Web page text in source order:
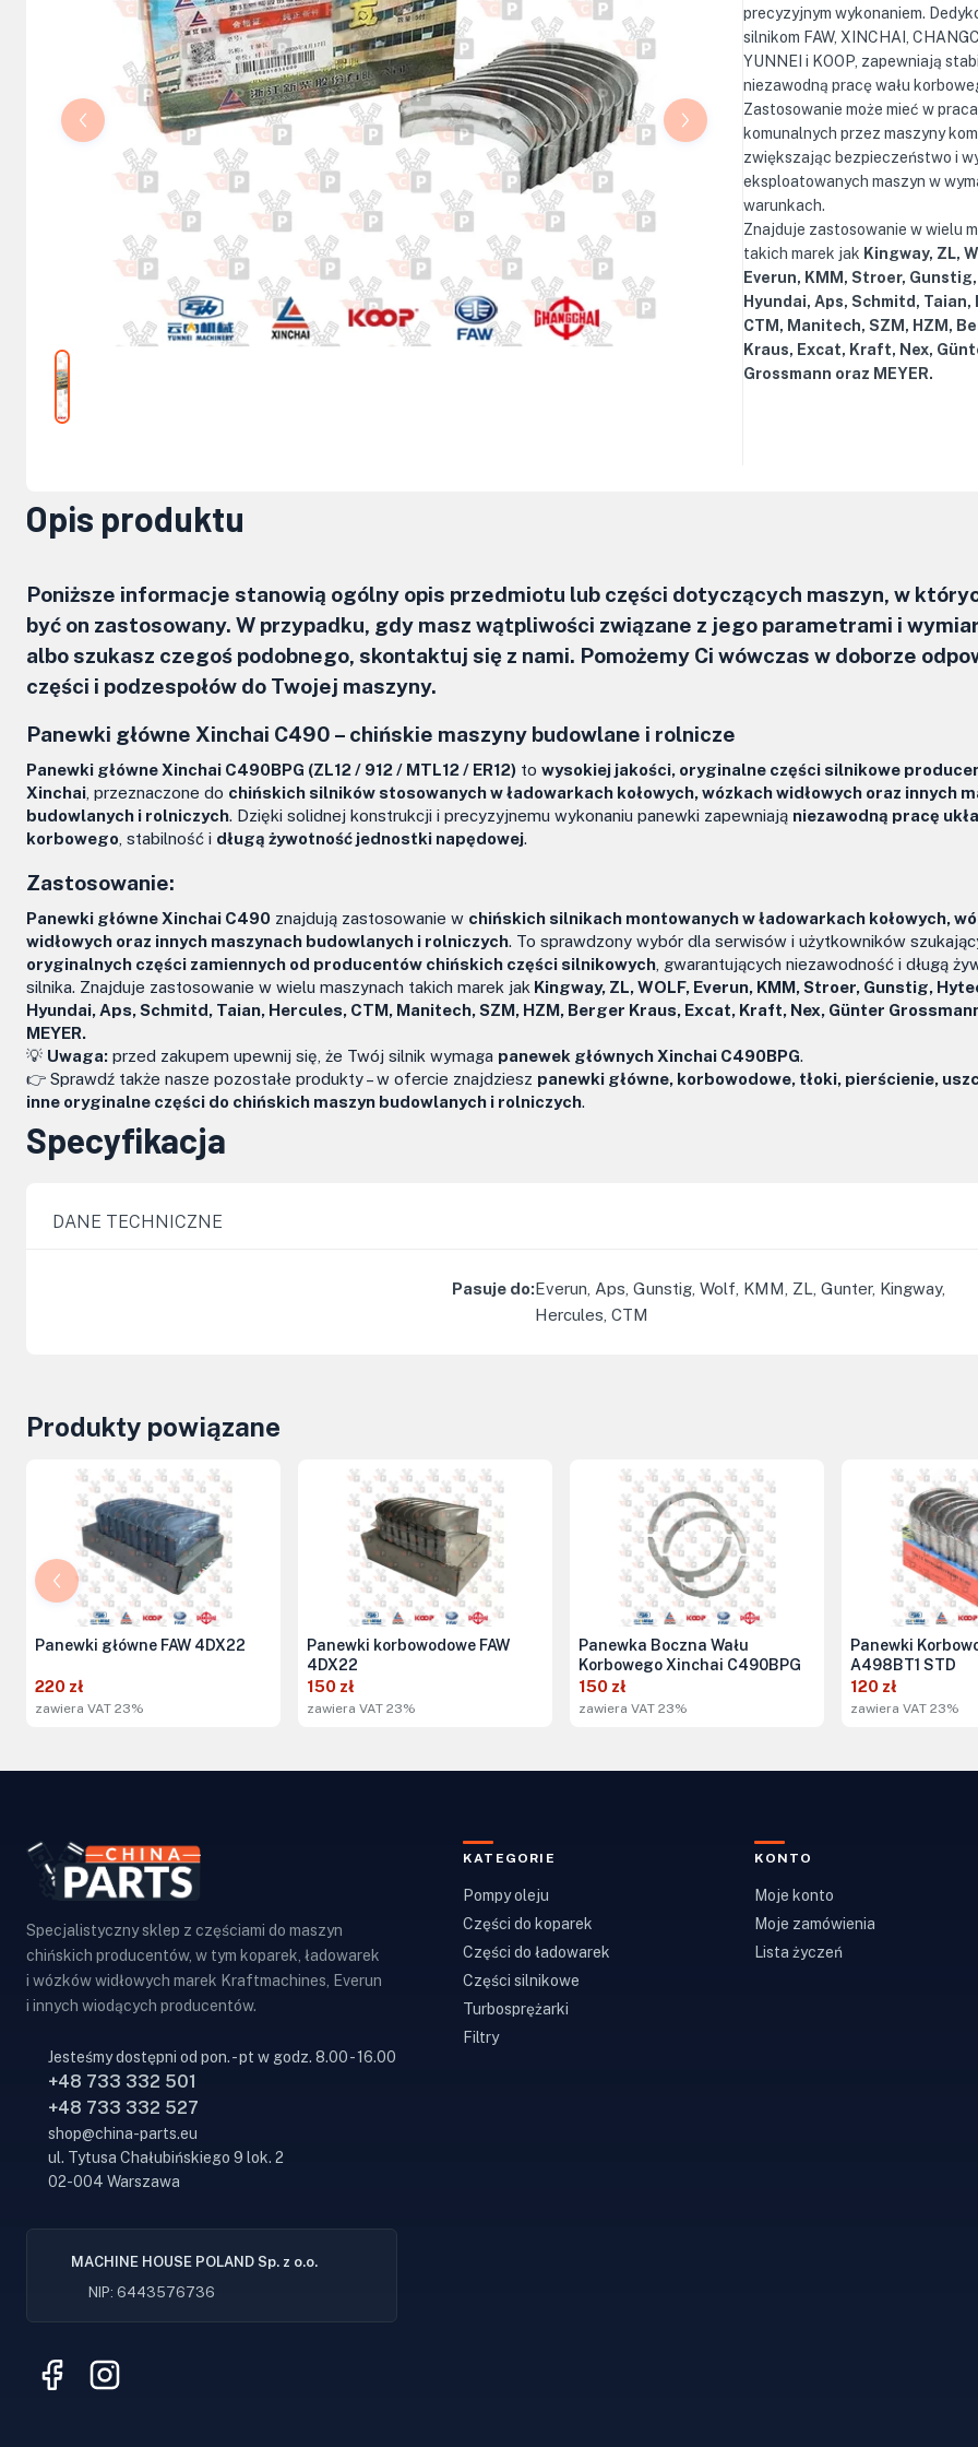
Kolumny kierownicze, orbitrole
Części elektryczne
Osprzęt do maszyn
precyzyjnym wykonaniem.
silnikom FAW, XINCHAI,
YUNNEI i KOOP, zapewniają
niezawodną pracę wału
Zastosowanie może mieć w
komunalnych przez maszyny
zwiększając bezpieczeństwo i
eksploatowanych maszyn w
warunkach.
Znajduje zastosowanie w wielu
takich marek jak Kingway, ZL,
Everun, KMM, Stroer,
Hyundai, Aps, Schmitd, Taian,
CTM, Manitech, SZM, HZM,
Kraus, Excat, Kraft, Nex,
Grossmann oraz MEYER.
Opis produktu
Poniższe informacje stanowią ogólny opis przedmiotu lub części dotyczących maszyn, w
być on zastosowany. W przypadku, gdy masz wątpliwości związane z jego parametrami i
albo szukasz czegoś podobnego, skontaktuj się z nami. Pomożemy Ci wówczas w doborze
części i podzespołów do Twojej maszyny.
Panewki główne Xinchai C490 – chińskie maszyny budowlane i rolnicze
Panewki główne Xinchai C490BPG (ZL12 / 912 / MTL12 / ER12) to wysokiej jakości, oryginalne części silnikowe
Xinchai , przeznaczone do chińskich silników stosowanych w ładowarkach kołowych, wózkach widłowych oraz innych
budowlanych i rolniczych. Dzięki solidnej konstrukcji i precyzyjnemu wykonaniu panewki zapewniają niezawodną pracę
korbowego , stabilność i długą żywotność jednostki napędowej.
Zastosowanie:
Panewki główne Xinchai C490 znajdują zastosowanie w chińskich silnikach montowanych w ładowarkach kołowych,
widłowych oraz innych maszynach budowlanych i rolniczych. To sprawdzony wybór dla serwisów i użytkowników
oryginalnych części zamiennych od producentów chińskich części silnikowych , gwarantujących niezawodność i długą
silnika. Znajduje zastosowanie w wielu maszynach takich marek jak Kingway, ZL, WOLF, Everun, KMM, Stroer, Gunstig,
Hyundai, Aps, Schmitd, Taian, Hercules, CTM, Manitech, SZM, HZM, Berger Kraus, Excat, Kraft, Nex, Günter
MEYER.
💡 Uwaga: przed zakupem upewnij się, że Twój silnik wymaga panewek głównych Xinchai C490BPG.
👉 Sprawdź także nasze pozostałe produkty – w ofercie znajdziesz panewki główne, korbowodowe, tłoki, pierścienie,
inne oryginalne części do chińskich maszyn budowlanych i rolniczych.
Specyfikacja
DANE TECHNICZNE
Pasuje do:Everun, Aps, Gunstig, Wolf, KMM, ZL, Gunter, Kingway,
Hercules, CTM
Produkty powiązane
Panewki główne FAW 4DX22
220 zł
zawiera VAT 23%
Panewki korbowodowe FAW
4DX22
150 zł
zawiera VAT 23%
Panewka Boczna Wału
Korbowego Xinchai C490BPG
150 zł
zawiera VAT 23%
Panewki
A498BT1 STD
120 zł
zawiera VAT 23%
Specjalistyczny sklep z częściami do maszyn
chińskich producentów, w tym koparek, ładowarek
i wózków widłowych marek Kraftmachines, Everun
i innych wiodących producentów.
Jesteśmy dostępni od pon. - pt w godz. 8.00 - 16.00
+48 733 332 501
+48 733 332 527
shop@china-parts.eu
ul. Tytusa Chałubińskiego 9 lok. 2
02-004 Warszawa
MACHINE HOUSE POLAND Sp. z o.o.
NIP: 6443576736
KATEGORIE
Pompy oleju
Części do koparek
Części do ładowarek
Części silnikowe
Turbosprężarki
Filtry
KONTO
Moje konto
Moje zamówienia
Lista życzeń